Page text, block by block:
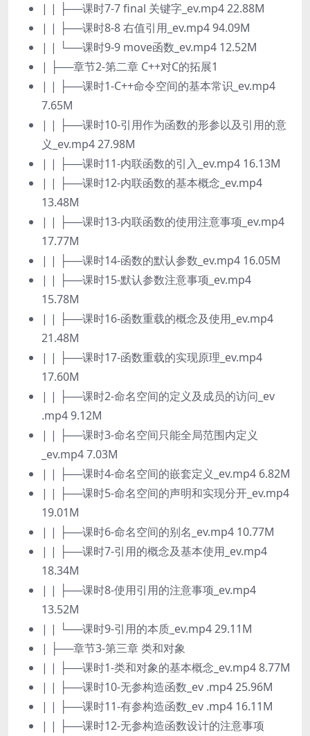
| | ├──课时7-7 final 关键字_ev.mp4 22.88M
| | ├──课时8-8 右值引用_ev.mp4 94.09M
| | └──课时9-9 move函数_ev.mp4 12.52M
| ├──章节2-第二章 C++对C的拓展1
| | ├──课时1-C++命令空间的基本常识_ev.mp4
7.65M
| | ├──课时10-引用作为函数的形参以及引用的意
义_ev.mp4 27.98M
| | ├──课时11-内联函数的引入_ev.mp4 16.13M
| | ├──课时12-内联函数的基本概念_ev.mp4
13.48M
| | ├──课时13-内联函数的使用注意事项_ev.mp4
17.77M
| | ├──课时14-函数的默认参数_ev.mp4 16.05M
| | ├──课时15-默认参数注意事项_ev.mp4
15.78M
| | ├──课时16-函数重载的概念及使用_ev.mp4
21.48M
| | ├──课时17-函数重载的实现原理_ev.mp4
17.60M
| | ├──课时2-命名空间的定义及成员的访问_ev
.mp4 9.12M
| | ├──课时3-命名空间只能全局范围内定义
_ev.mp4 7.03M
| | ├──课时4-命名空间的嵌套定义_ev.mp4 6.82M
| | ├──课时5-命名空间的声明和实现分开_ev.mp4
19.01M
| | ├──课时6-命名空间的别名_ev.mp4 10.77M
| | ├──课时7-引用的概念及基本使用_ev.mp4
18.34M
| | ├──课时8-使用引用的注意事项_ev.mp4
13.52M
| | └──课时9-引用的本质_ev.mp4 29.11M
| ├──章节3-第三章 类和对象
| | ├──课时1-类和对象的基本概念_ev.mp4 8.77M
| | ├──课时10-无参构造函数_ev .mp4 25.96M
| | ├──课时11-有参构造函数_ev .mp4 16.11M
| | ├──课时12-无参构造函数设计的注意事项